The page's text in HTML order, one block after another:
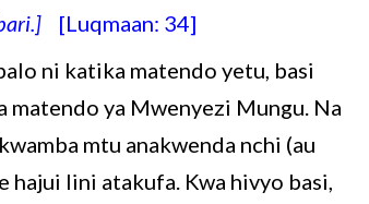
[Luqmaan: 34]
ni katika matendo yetu, basi
ya Mwenyezi Mungu. Na
mtu anakwenda nchi (au
hajui lini atakufa. Kwa hivyo basi,